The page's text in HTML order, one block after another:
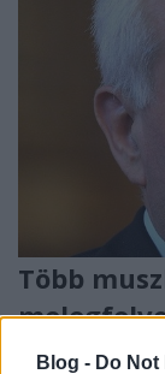
Blog - Do
Több
a